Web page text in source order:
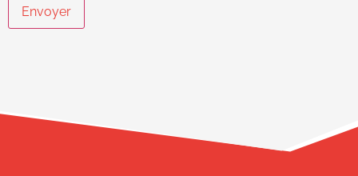
Envoyer